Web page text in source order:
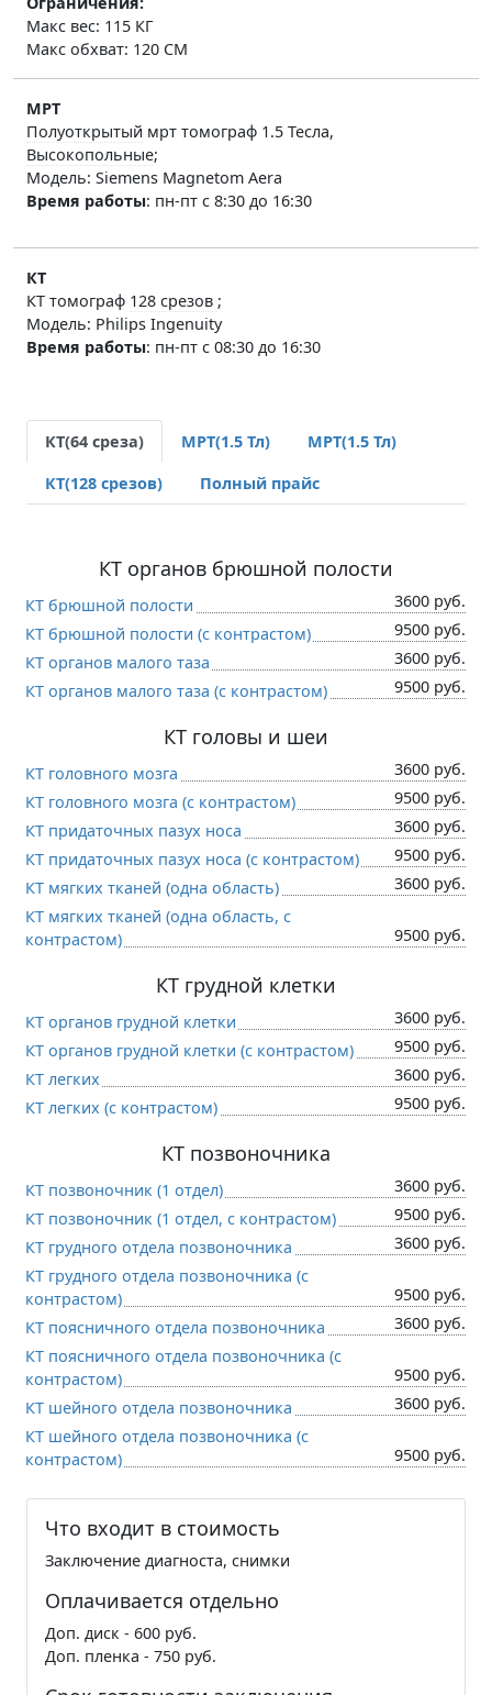
Макс вес: 115 КГ
Макс обхват: 120 СМ
МРТ
Полуоткрытый мрт томограф 1.5 Тесла,
Высокопольные;
Модель: Siemens Magnetom Aera
Время работы: пн-пт с 8:30 до 16:30
КТ
КТ томограф 128 срезов ;
Модель: Philips Ingenuity
Время работы: пн-пт с 08:30 до 16:30
КТ(64 среза) МРТ(1.5 Тл)
МРТ(1.5 Тл)
КТ(128 срезов)
Полный прайс
КТ органов брюшной полости
КТ брюшной полости
3600 руб.
КТ брюшной полости (c контрастом)
9500 руб.
КТ органов малого таза
3600 руб.
КТ органов малого таза (c контрастом)
9500 руб.
КТ головы и шеи
КТ головного мозга
3600 руб.
КТ головного мозга (c контрастом)
9500 руб.
КТ придаточных пазух носа
3600 руб.
КТ придаточных пазух носа (c контрастом)
9500 руб.
КТ мягких тканей (одна область)
3600 руб.
КТ мягких тканей (одна область, c
контрастом)
9500 руб.
КТ грудной клетки
КТ органов грудной клетки
3600 руб.
КТ органов грудной клетки (c контрастом)
9500 руб.
КТ легких
3600 руб.
КТ легких (c контрастом)
9500 руб.
КТ позвоночника
КТ позвоночник (1 отдел)
3600 руб.
КТ позвоночник (1 отдел, c контрастом)
9500 руб.
КТ грудного отдела позвоночника
3600 руб.
КТ грудного отдела позвоночника (c
контрастом)
9500 руб.
КТ поясничного отдела позвоночника
3600 руб.
КТ поясничного отдела позвоночника (c
контрастом)
9500 руб.
КТ шейного отдела позвоночника
3600 руб.
КТ шейного отдела позвоночника (c
контрастом)
9500 руб.
Что входит в стоимость
Заключение диагноста, снимки
Оплачивается отдельно
Доп. диск - 600 руб.
Доп. пленка - 750 руб.